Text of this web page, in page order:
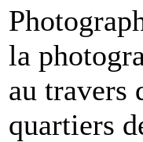
la
au travers
quartiers